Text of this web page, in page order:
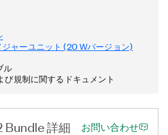
とその子会社の登録商標です。
ャーユニット (20 Wバージョン)
ル
び規制に関するドキュメント
Bundle 詳細 お問い合わせ